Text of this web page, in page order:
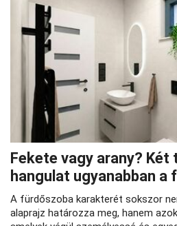
Fekete vagy arany?
hangulat ugyanabban a
A fürdőszoba karakterét sokszor
alaprajz határozza meg, hanem